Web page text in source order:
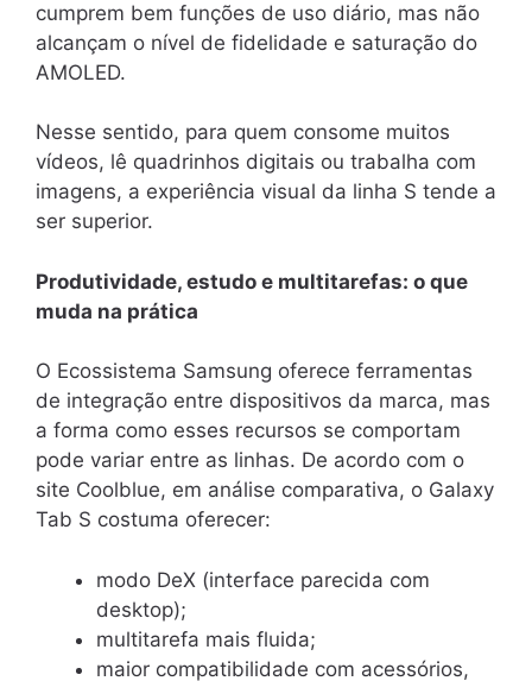
cumprem bem funções de uso diário, mas não
alcançam o nível de fidelidade e saturação do
AMOLED.
Nesse sentido, para quem consome muitos
vídeos, lê quadrinhos digitais ou trabalha com
imagens, a experiência visual da linha S tende a
ser superior.
Produtividade, estudo e multitarefas: o que
muda na prática
O Ecossistema Samsung oferece ferramentas
de integração entre dispositivos da marca, mas
a forma como esses recursos se comportam
pode variar entre as linhas. De acordo com o
site Coolblue, em análise comparativa, o Galaxy
Tab S costuma oferecer:
modo DeX (interface parecida com
desktop);
multitarefa mais fluida;
maior compatibilidade com acessórios,